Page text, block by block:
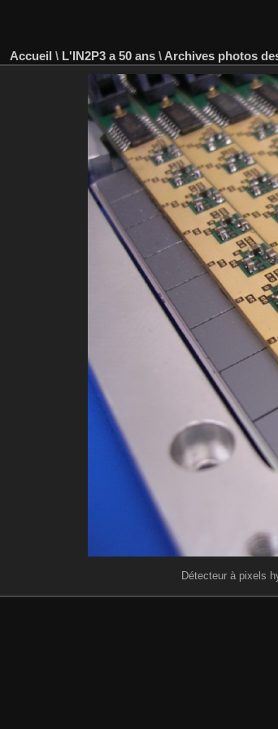
Accueil \ L'IN2P3 a 50 ans \ Archives photos
Détecteur à pixels